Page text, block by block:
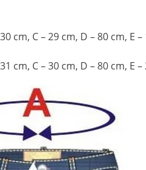
cm, C – 29 cm, D – 80 cm, E
cm, C – 30 cm, D – 80 cm, E